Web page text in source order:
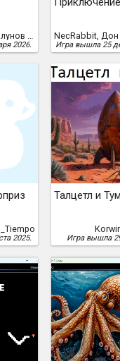
Студия Ночных Шалунов Дискорда, albertik2004, FUR(io)SA
2026. Игра вышла 25
2025.
Талцетл и
Игра вышла